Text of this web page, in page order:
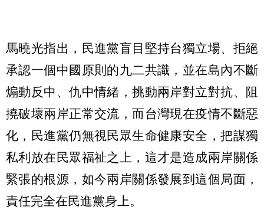
馬曉光指出，民進黨盲目堅持台獨立場、拒絕
承認一個中國原則的九二共識，並在島內不斷
煽動反中、仇中情緒，挑動兩岸對立對抗、阻
撓破壞兩岸正常交流，而台灣現在疫情不斷惡
化，民進黨仍無視民眾生命健康安全，把謀獨
私利放在民眾福祉之上，這才是造成兩岸關係
緊張的根源，如今兩岸關係發展到這個局面，
責任完全在民進黨身上。